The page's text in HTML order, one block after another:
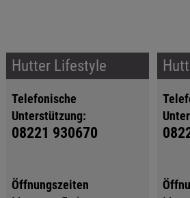
Hutter Lifestyle
Telefonische
Unterstützung:
08221 930670
Öffnungszeiten